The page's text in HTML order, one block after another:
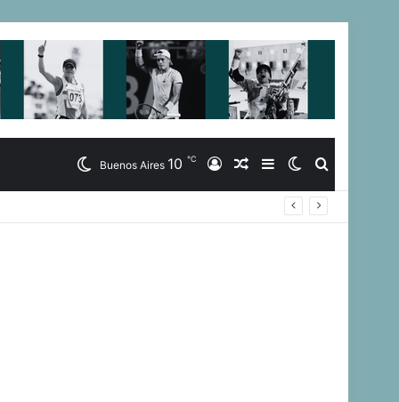
Buscar
Switch
skin
Barra
Lateral
Artículo
Aleatorio
Iniciar
Sesión
Buenos Aires 10 ℃